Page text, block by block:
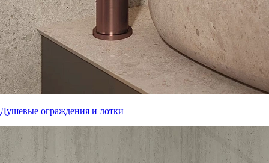
Душевые ограждения и лотки